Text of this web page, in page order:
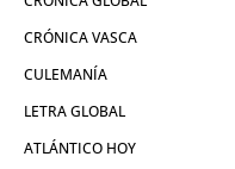
CRÓNICA VASCA
CULEMANÍA
LETRA GLOBAL
ATLÁNTICO HOY